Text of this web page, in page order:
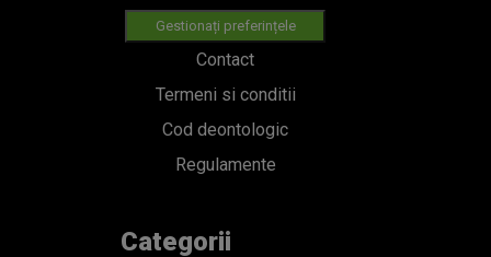
Gestionați preferințele
Contact
Termeni si conditii
Cod deontologic
Regulamente
Categorii